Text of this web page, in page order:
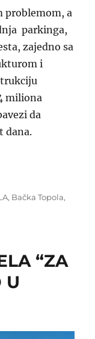
problemom, a
parkinga,
zajedno sa
i
miliona
da
dana.
, Bačka Topola,
“ZA
U